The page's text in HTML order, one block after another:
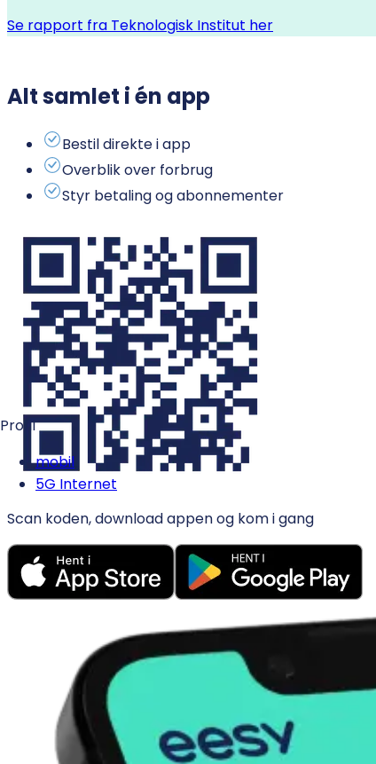
Profil
mobil
5G Internet
Se rapport fra Teknologisk Institut her
Alt samlet i én app
Bestil direkte i app
Overblik over forbrug
Styr betaling og abonnementer
Scan koden, download appen og kom i gang